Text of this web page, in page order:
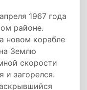
1967 года
районе.
новом корабле
Землю
скорости
и загорелся.